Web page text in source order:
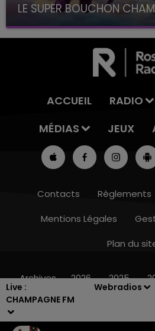
Live :
CHAMPAGNE FM
Webradios
7h00 - 12h00
LE SUPER BOUCHON
avec La Famille Champagne
ACCUEIL RADIO
MÉDIAS
JEUX
Contacts Règlements
Mentions Légales
Plan du
Archives 2026 2025